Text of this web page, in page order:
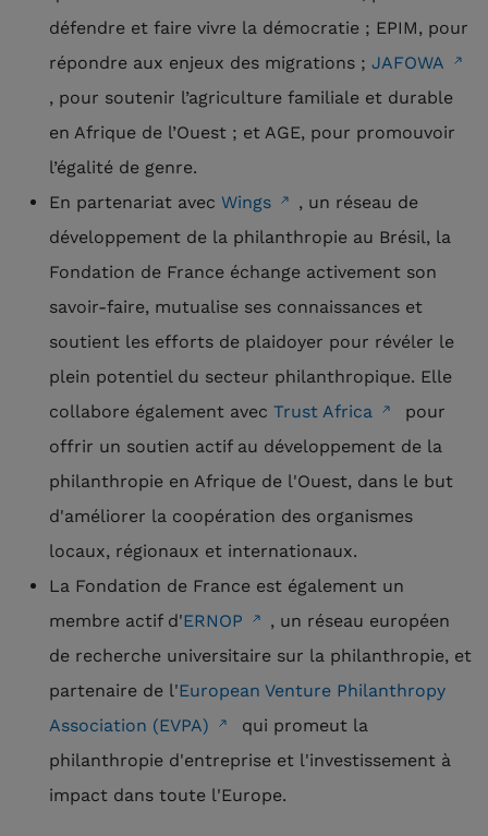
défendre et faire vivre la démocratie ; EPIM, pour
répondre aux enjeux des migrations ; JAFOWA
, pour soutenir l’agriculture familiale et durable
en Afrique de l’Ouest ; et AGE, pour promouvoir
l’égalité de genre.
En partenariat avec Wings
, un réseau de
développement de la philanthropie au Brésil, la
Fondation de France échange activement son
savoir-faire, mutualise ses connaissances et
soutient les efforts de plaidoyer pour révéler le
plein potentiel du secteur philanthropique. Elle
collabore également avec Trust Africa
pour
offrir un soutien actif au développement de la
philanthropie en Afrique de l'Ouest, dans le but
d'améliorer la coopération des organismes
locaux, régionaux et internationaux.
La Fondation de France est également un
membre actif d'ERNOP
, un réseau européen
de recherche universitaire sur la philanthropie, et
partenaire de l'European Venture Philanthropy
Association (EVPA)
qui promeut la
philanthropie d'entreprise et l'investissement à
impact dans toute l'Europe.